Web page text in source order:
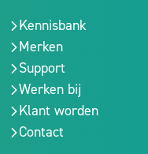
Kennisbank
Merken
Support
Werken bij
Klant worden
Contact